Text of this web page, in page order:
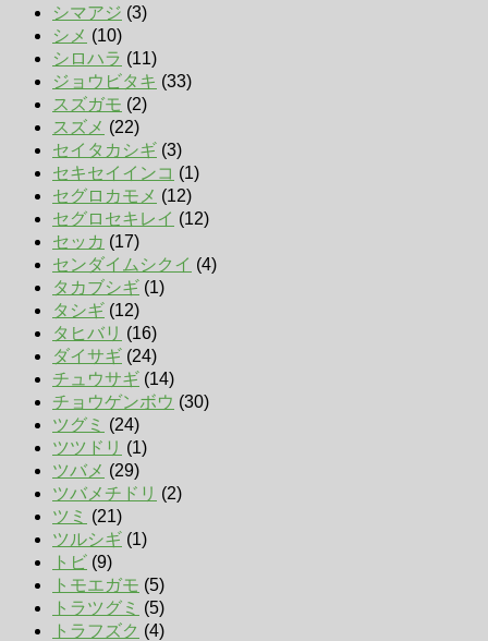
シマアジ (3)
シメ (10)
シロハラ (11)
ジョウビタキ (33)
スズガモ (2)
スズメ (22)
セイタカシギ (3)
セキセイインコ (1)
セグロカモメ (12)
セグロセキレイ (12)
セッカ (17)
センダイムシクイ (4)
タカブシギ (1)
タシギ (12)
タヒバリ (16)
ダイサギ (24)
チュウサギ (14)
チョウゲンボウ (30)
ツグミ (24)
ツツドリ (1)
ツバメ (29)
ツバメチドリ (2)
ツミ (21)
ツルシギ (1)
トビ (9)
トモエガモ (5)
トラツグミ (5)
トラフズク (4)